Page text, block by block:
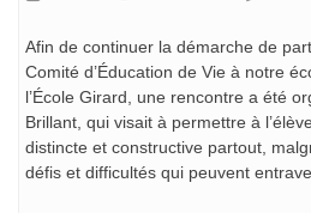
Afin de continuer la démarche de
Comité d’Éducation de Vie à notre
l’École Girard, une rencontre a été
Brillant, qui visait à permettre à
distincte et constructive partout,
défis et difficultés qui peuvent